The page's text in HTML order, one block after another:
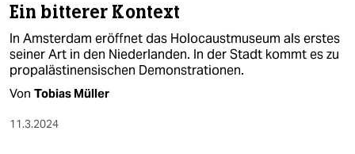
Ein bitterer Kontext
In Amsterdam eröffnet das Holocaustmuseum als erstes
seiner Art in den Niederlanden. In der Stadt kommt es zu
propalästinensischen Demonstrationen.
Von Tobias Müller
11.3.2024